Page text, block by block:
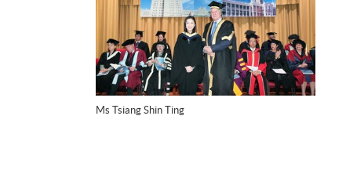
Ms Tsiang Shin Ting